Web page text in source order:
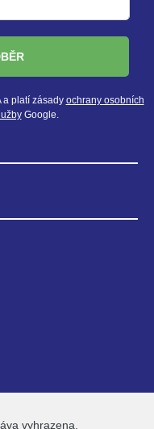
a platí zásady ochrany osobních
Google.
vyhrazena.